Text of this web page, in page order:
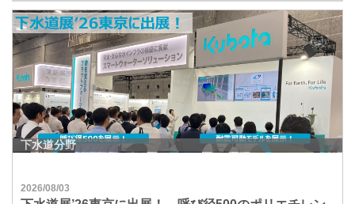
下水道分野
2026/08/03